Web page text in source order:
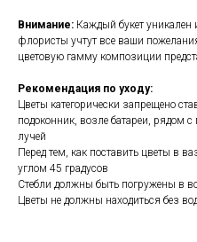
Внимание: Каждый букет уникален
флористы учтут все ваши
цветовую гамму композиции
Рекомендация по уходу:
Цветы категорически запрещено
подоконник, возле батареи, рядом
лучей
Перед тем, как поставить цветы в
углом 45 градусов
Стебли должны быть погружены в
Цветы не должны находиться без